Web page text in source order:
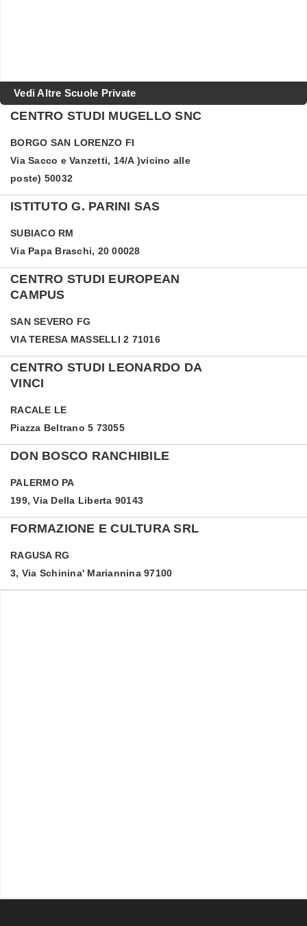
Vedi Altre Scuole Private
CENTRO STUDI MUGELLO SNC
BORGO SAN LORENZO FI
Via Sacco e Vanzetti, 14/A )vicino alle
poste) 50032
ISTITUTO G. PARINI SAS
SUBIACO RM
Via Papa Braschi, 20 00028
CENTRO STUDI EUROPEAN
CAMPUS
SAN SEVERO FG
VIA TERESA MASSELLI 2 71016
CENTRO STUDI LEONARDO DA
VINCI
RACALE LE
Piazza Beltrano 5 73055
DON BOSCO RANCHIBILE
PALERMO PA
199, Via Della Liberta 90143
FORMAZIONE E CULTURA SRL
RAGUSA RG
3, Via Schinina' Mariannina 97100